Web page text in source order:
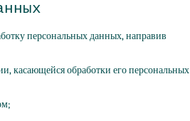
персональных данных, направив
касающейся обработки его персональных